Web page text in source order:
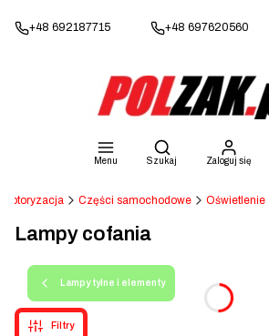
+48 692187715 +48 697620560
Menu
Otwórz wyszukiwarkę
Szukaj Zaloguj się
Motoryzacja Części samochodowe Oświetlenie
Lampy cofania
Lampy tylne i elementy
Filtry